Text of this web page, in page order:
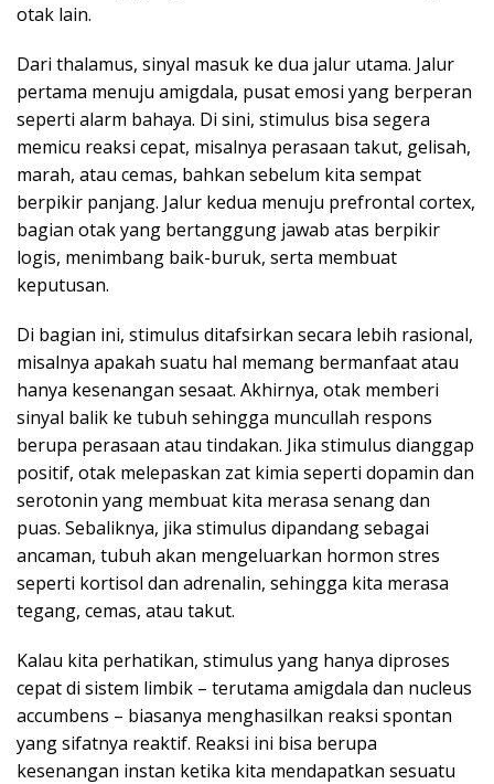
otak lain.
Dari thalamus, sinyal masuk ke dua jalur utama. Jalur
pertama menuju amigdala, pusat emosi yang berperan
seperti alarm bahaya. Di sini, stimulus bisa segera
memicu reaksi cepat, misalnya perasaan takut, gelisah,
marah, atau cemas, bahkan sebelum kita sempat
berpikir panjang. Jalur kedua menuju prefrontal cortex,
bagian otak yang bertanggung jawab atas berpikir
logis, menimbang baik-buruk, serta membuat
keputusan.
Di bagian ini, stimulus ditafsirkan secara lebih rasional,
misalnya apakah suatu hal memang bermanfaat atau
hanya kesenangan sesaat. Akhirnya, otak memberi
sinyal balik ke tubuh sehingga muncullah respons
berupa perasaan atau tindakan. Jika stimulus dianggap
positif, otak melepaskan zat kimia seperti dopamin dan
serotonin yang membuat kita merasa senang dan
puas. Sebaliknya, jika stimulus dipandang sebagai
ancaman, tubuh akan mengeluarkan hormon stres
seperti kortisol dan adrenalin, sehingga kita merasa
tegang, cemas, atau takut.
Kalau kita perhatikan, stimulus yang hanya diproses
cepat di sistem limbik – terutama amigdala dan nucleus
accumbens – biasanya menghasilkan reaksi spontan
yang sifatnya reaktif. Reaksi ini bisa berupa
kesenangan instan ketika kita mendapatkan sesuatu